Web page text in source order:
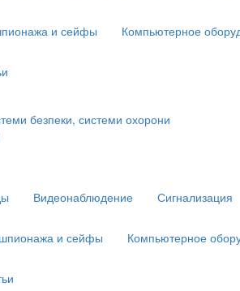
и сейфы Компьютерное
Видеонаблюдение Сигнализация
и сейфы Компьютерное